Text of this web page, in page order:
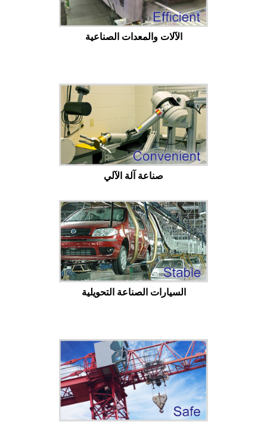
الآلات والمعدات الصناعية
صناعة آلة الآلي
السيارات الصناعة التحويلية